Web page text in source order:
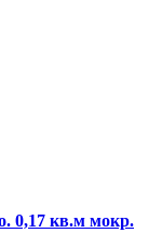
0,17 кв.м мокр.